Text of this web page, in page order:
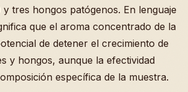
y tres hongos patógenos. En lenguaje
que el aroma concentrado de la
de detener el crecimiento de
y hongos, aunque la efectividad
específica de la muestra.